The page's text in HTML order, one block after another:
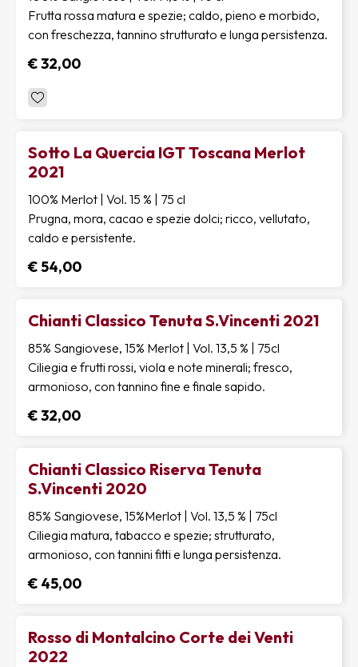
Frutta rossa matura e spezie; caldo, pieno e morbido,
con freschezza, tannino strutturato e lunga persistenza.
€ 32,00
Sotto La Quercia IGT Toscana Merlot
2021
100% Merlot | Vol. 15 % | 75 cl
Prugna, mora, cacao e spezie dolci; ricco, vellutato,
caldo e persistente.
€ 54,00
Chianti Classico Tenuta S.Vincenti 2021
85% Sangiovese, 15% Merlot | Vol. 13,5 % | 75cl
Ciliegia e frutti rossi, viola e note minerali; fresco,
armonioso, con tannino fine e finale sapido.
€ 32,00
Chianti Classico Riserva Tenuta
S.Vincenti 2020
85% Sangiovese, 15%Merlot | Vol. 13,5 % | 75cl
Ciliegia matura, tabacco e spezie; strutturato,
armonioso, con tannini fitti e lunga persistenza.
€ 45,00
Rosso di Montalcino Corte dei Venti
2022